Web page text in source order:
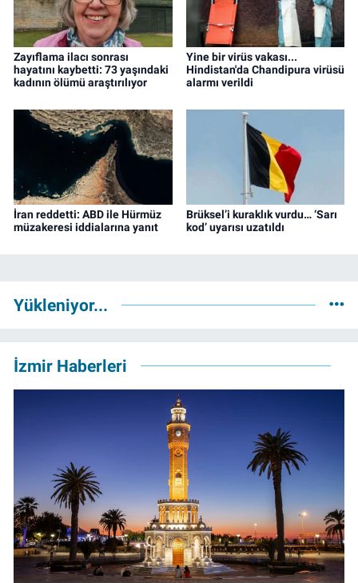
Zayıflama ilacı sonrası
hayatını kaybetti: 73 yaşındaki
kadının ölümü araştırılıyor
Yine bir virüs vakası...
Hindistan'da Chandipura virüsü
alarmı verildi
İran reddetti: ABD ile Hürmüz
müzakeresi iddialarına yanıt
Brüksel’i kuraklık vurdu… ‘Sarı
kod’ uyarısı uzatıldı
Yükleniyor...
İzmir Haberleri